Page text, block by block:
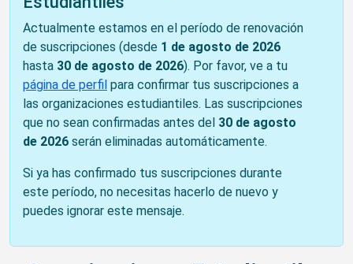
Actualmente estamos en el período de renovación
de suscripciones (desde 1 de agosto de 2026
hasta 30 de agosto de 2026). Por favor, ve a tu
página de perfil para confirmar tus suscripciones a
las organizaciones estudiantiles. Las suscripciones
que no sean confirmadas antes del 30 de agosto
de 2026 serán eliminadas automáticamente.
Si ya has confirmado tus suscripciones durante
este período, no necesitas hacerlo de nuevo y
puedes ignorar este mensaje.